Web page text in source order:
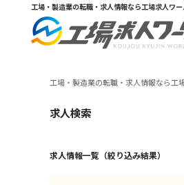
工場・製造業の転職・求人情報なら工場求人ワ
工場・製造業の転職・求人情報なら工
求人検索
求人情報一覧（絞り込み結果）